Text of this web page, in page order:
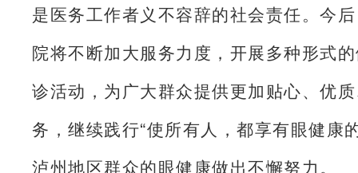
是医务工作者义不容辞的社会责任。 今
院将不断加大服务力度，开展多种形式
诊活动，为广大群众提供更加贴心、优
务，继续践行“使所有人，都享有眼健康
泸州地区群众的眼健康做出不懈努力。